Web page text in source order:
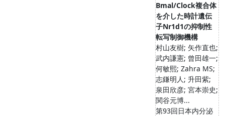
Bmal/Clock複合体
を介した時計遺伝
子Nr1d1の抑制性
転写制御機構
村山友樹; 矢作直也;
武内謙憲; 曾田雄一;
何敏熙; Zahra MS;
志鎌明人; 升田紫;
泉田欣彦; 宮本崇史;
関谷元博...
第93回日本内分泌